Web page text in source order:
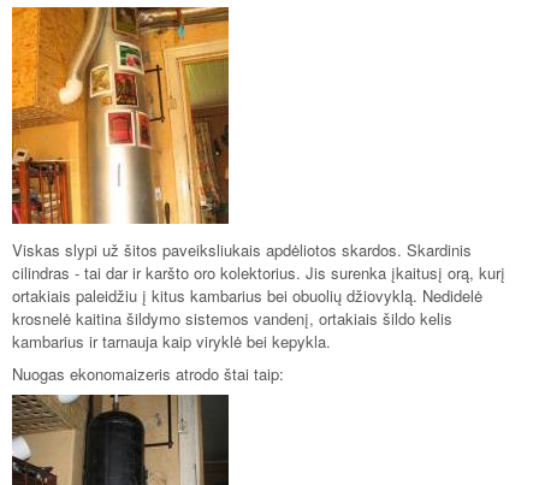
Viskas slypi už šitos paveiksliukais apdėliotos skardos. Skardinis
cilindras - tai dar ir karšto oro kolektorius. Jis surenka įkaitusį orą, kurį
ortakiais paleidžiu į kitus kambarius bei obuolių džiovyklą. Nedidelė
krosnelė kaitina šildymo sistemos vandenį, ortakiais šildo kelis
kambarius ir tarnauja kaip viryklė bei kepykla.
Nuogas ekonomaizeris atrodo štai taip: